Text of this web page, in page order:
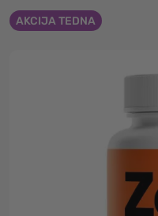
AKCIJA TEDNA